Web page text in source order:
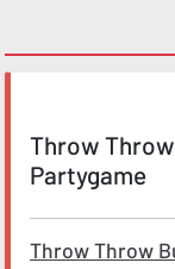
Throw
Partygame
Throw Throw